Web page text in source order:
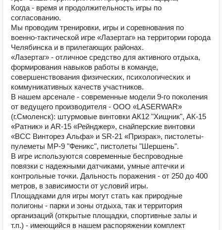
Когда - время и продолжительность игры по
согласованию.
Мы проводим тренировки, игры и соревнования по
военно-тактической игре «Лазертаг» на территории города
Челябинска и в прилегающих районах.
«Лазертаг» - отличное средство для активного отдыха,
формирования навыков работы в команде,
совершенствования физических, психологических и
коммуникативных качеств участников.
В нашем арсенале - современные модели 9-го поколения
от ведущего производителя - ООО «LASERWAR»
(г.Смоленск): штурмовые винтовки АК12 "Хищник", AК-15
«Ратник» и AR-15 «Рейнджер», снайперские винтовки
«ВСС Винторез Альфа» и SR-21 «Призрак», пистолеты-
пулеметы MP-9 "Феникс", пистолеты "Шершень".
В игре используются современные беспроводные
повязки с надежными датчиками, умные аптечки и
контрольные точки. Дальность поражения - от 250 до 400
метров, в зависимости от условий игры.
Площадками для игры могут стать как природные
полигоны - парки и зоны отдыха, так и территория
организаций (открытые площадки, спортивные залы и
т.п.) - имеющийся в нашем распоряжении комплект